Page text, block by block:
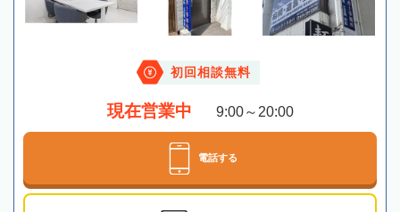
初回相談無料
現在営業中 9:00～20:00
電話する